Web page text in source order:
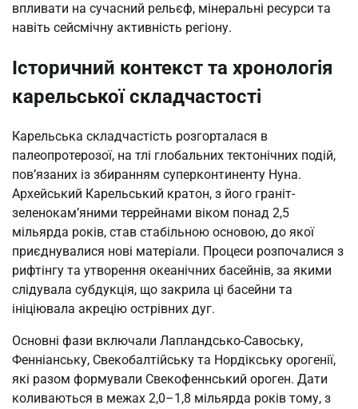
впливати на сучасний рельєф, мінеральні ресурси та
навіть сейсмічну активність регіону.
Історичний контекст та хронологія
карельської складчастості
Карельська складчастість розгорталася в
палеопротерозої, на тлі глобальних тектонічних подій,
пов’язаних із збиранням суперконтиненту Нуна.
Архейський Карельський кратон, з його граніт-
зеленокам’яними террейнами віком понад 2,5
мільярда років, став стабільною основою, до якої
приєднувалися нові матеріали. Процеси розпочалися з
рифтінгу та утворення океанічних басейнів, за якими
слідувала субдукція, що закрила ці басейни та
ініціювала акрецію острівних дуг.
Основні фази включали Лапландсько-Савоську,
Фенніанську, Свекобалтійську та Нордікську орогенії,
які разом формували Свекофеннський ороген. Дати
коливаються в межах 2,0–1,8 мільярда років тому, з